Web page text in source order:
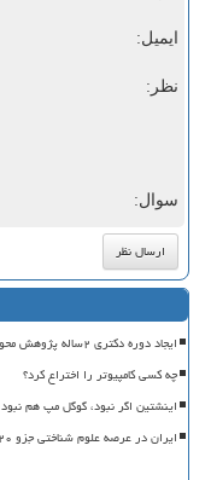
ایمیل:
نظر:
سوال:
ایجاد دوره دکتری ۲ساله پژوهش محور حمایت از آزمایشگاه تحقیقاتی اساتید
چه کسی کامپیوتر را اختراع کرد؟
اینشتین اگر نبود، گوگل مپ هم نبود
ایران در عرصه علوم شناختی جزو ۲۰ کشور برتر جهان است